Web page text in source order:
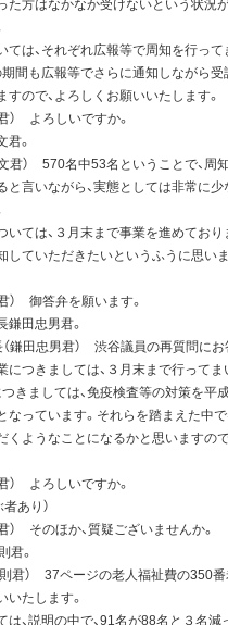
た方はなかなか受けないという状況
は、それぞれ広報等で周知を行っ
期間も広報等でさらに通知しながら
すので、よろしくお願いいたします。
） よろしいですか。
。
君） 570名中53名ということで、周
と言いながら、実態としては非常に
ては、３月末まで事業を進めており
していただきたいというふうに思い
） 御答弁を願います。
田忠男君。
鎌田忠男君） 渋谷議員の再質問にお
つきましては、３月末まで行ってま
つきましては、免疫検査等の対策を平
なっています。それらを踏まえた中
くようなことになるかと思いますの
） よろしいですか。
者あり）
） そのほか、質疑ございませんか。
君。
則君） 37ページの老人福祉費の350
いたします。
、説明の中で、91名が88名と３名減